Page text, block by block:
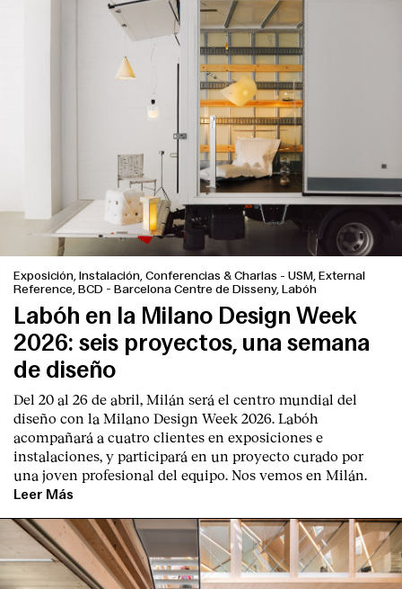
Exposición, Instalación, Conferencias & Charlas - USM, External
Reference, BCD - Barcelona Centre de Disseny, Labóh
Labóh en la Milano Design Week
2026: seis proyectos, una semana
de diseño
Del 20 al 26 de abril, Milán será el centro mundial del
diseño con la Milano Design Week 2026. Labóh
acompañará a cuatro clientes en exposiciones e
instalaciones, y participará en un proyecto curado por
una joven profesional del equipo. Nos vemos en Milán.
Leer Más